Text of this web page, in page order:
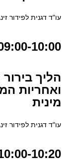
עו"ד דגנית לפידור
10:00
הליך
ואחריות
מינית
עו"ד דגנית לפידור
10:20